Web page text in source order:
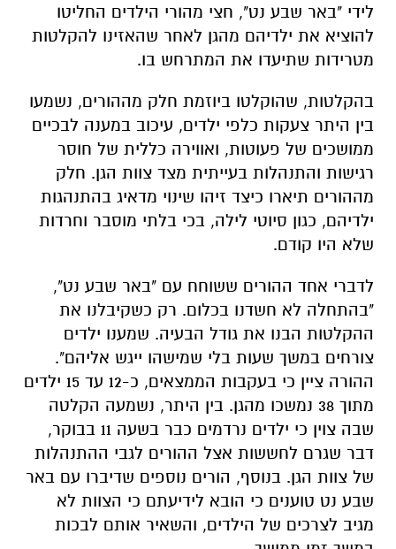
לידי "באר שבע נט", חצי מהורי הילדים החליטו
להוציא את ילדיהם מהגן לאחר שהאזינו להקלטות
מטרידות שתיעדו את המתרחש בו.
בהקלטות, שהוקלטו ביוזמת חלק מההורים, נשמעו
בין היתר צעקות כלפי ילדים, עיכוב במענה לבכיים
ממושכים של פעוטות, ואווירה כללית של חוסר
רגישות והתנהלות בעייתית מצד צוות הגן. חלק
מההורים תיארו כיצד זיהו שינוי מדאיג בהתנהגות
ילדיהם, כגון סיוטי לילה, בכי בלתי מוסבר וחרדות
שלא היו קודם.
לדברי אחד ההורים ששוחח עם "באר שבע נט",
"בהתחלה לא חשדנו בכלום. רק כשקיבלנו את
ההקלטות הבנו את גודל הבעיה. שמענו ילדים
צורחים במשך שעות בלי שמישהו ייגש אליהם".
ההורה ציין כי בעקבות הממצאים, כ-12 עד 15 ילדים
מתוך 38 נמשכו מהגן. בין היתר, נשמעה הקלטה
שבה צוין כי ילדים נרדמים כבר בשעה 11 בבוקר,
דבר שגרם לחששות אצל ההורים לגבי ההתנהלות
של צוות הגן. בנוסף, הורים נוספים שדיברו עם באר
שבע נט טוענים כי הובא לידיעתם כי הצוות לא
מגיב לצרכים של הילדים, והשאיר אותם לבכות